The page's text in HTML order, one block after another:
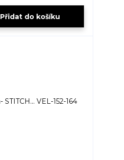
Přidat do košíku